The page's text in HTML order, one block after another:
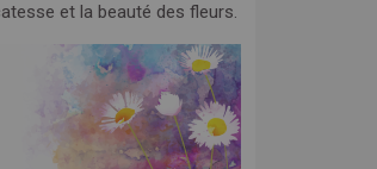
et la beauté des fleurs.